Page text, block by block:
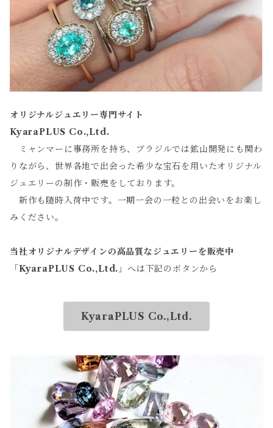
オリジナルジュエリー専門サイト
KyaraPLUS Co.,Ltd.
ミャンマーに事務所を持ち、ブラジルでは鉱山開発にも関わ
りながら、世界各地で出会った希少な宝石を用いたオリジナル
ジュエリーの制作・販売をしております。
新作も随時入荷中です。一期一会の一粒との出会いをお楽し
みください。
当社オリジナルデザインの高品質なジュエリーを販売中
「 KyaraPLUS Co.,Ltd. 」へは下記のボタンから
KyaraPLUS Co.,Ltd.